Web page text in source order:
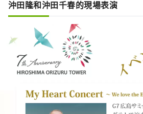
沖田隆和沖田千春的現場表演